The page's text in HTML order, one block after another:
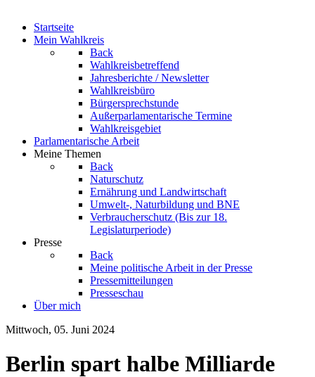
Startseite
Mein Wahlkreis
Back
Wahlkreisbetreffend
Jahresberichte / Newsletter
Wahlkreisbüro
Bürgersprechstunde
Außerparlamentarische Termine
Wahlkreisgebiet
Parlamentarische Arbeit
Meine Themen
Back
Naturschutz
Ernährung und Landwirtschaft
Umwelt-, Naturbildung und BNE
Verbraucherschutz (Bis zur 18.
Legislaturperiode)
Presse
Back
Meine politische Arbeit in der Presse
Pressemitteilungen
Presseschau
Über mich
Mittwoch, 05. Juni 2024
Berlin spart halbe Milliarde